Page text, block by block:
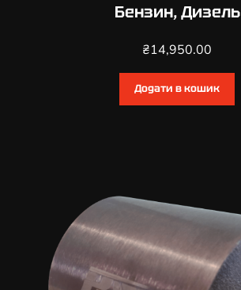
Бензин, Дизель
₴14,950.00
Додати в кошик